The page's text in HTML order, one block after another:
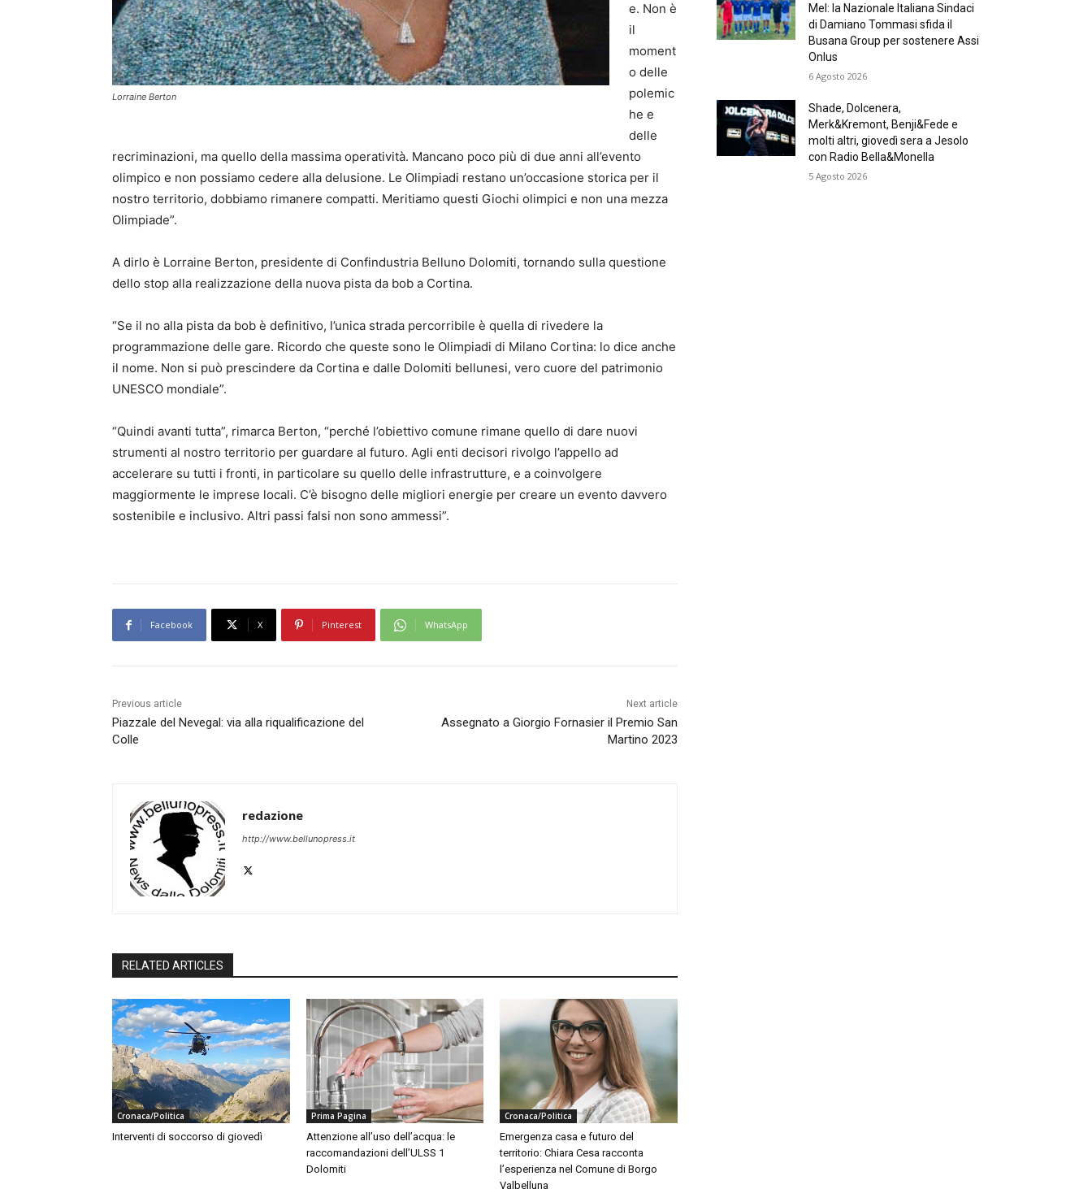
Lorraine Berton
e. Non è
il
moment
o delle
polemic
he e
delle
recriminazioni, ma quello della massima operatività. Mancano poco più di due anni all’evento
olimpico e non possiamo cedere alla delusione. Le Olimpiadi restano un’occasione storica per il
nostro territorio, dobbiamo rimanere compatti. Meritiamo questi Giochi olimpici e non una mezza
Olimpiade”.
A dirlo è Lorraine Berton, presidente di Confindustria Belluno Dolomiti, tornando sulla questione
dello stop alla realizzazione della nuova pista da bob a Cortina.
“Se il no alla pista da bob è definitivo, l’unica strada percorribile è quella di rivedere la
programmazione delle gare. Ricordo che queste sono le Olimpiadi di Milano Cortina: lo dice anche
il nome. Non si può prescindere da Cortina e dalle Dolomiti bellunesi, vero cuore del patrimonio
UNESCO mondiale”.
“Quindi avanti tutta”, rimarca Berton, “perché l’obiettivo comune rimane quello di dare nuovi
strumenti al nostro territorio per guardare al futuro. Agli enti decisori rivolgo l’appello ad
accelerare su tutti i fronti, in particolare su quello delle infrastrutture, e a coinvolgere
maggiormente le imprese locali. C’è bisogno delle migliori energie per creare un evento davvero
sostenibile e inclusivo. Altri passi falsi non sono ammessi”.
Facebook X Pinterest WhatsApp
Previous article
Piazzale del Nevegal: via alla riqualificazione del
Colle
Next article
Assegnato a Giorgio Fornasier il Premio San
Martino 2023
redazione
http://www.bellunopress.it
RELATED ARTICLES
Cronaca/Politica
Interventi di soccorso di giovedì
Prima Pagina
Attenzione all’uso dell’acqua: le
raccomandazioni dell’ULSS 1
Dolomiti
Cronaca/Politica
Emergenza casa e futuro del
territorio: Chiara Cesa racconta
l’esperienza nel Comune di Borgo
Valbelluna
Mel: la Nazionale Italiana Sindaci
di Damiano Tommasi sfida il
Busana Group per sostenere Assi
Onlus
6 Agosto 2026
Shade, Dolcenera,
Merk&Kremont, Benji&Fede e
molti altri, giovedì sera a Jesolo
con Radio Bella&Monella
5 Agosto 2026